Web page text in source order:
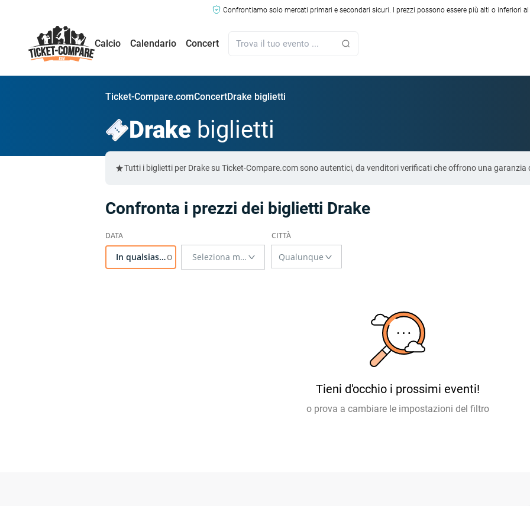
Confrontiamo solo mercati primari e secondari sicuri. I prezzi possono essere più alti o inferiori
Calcio Calendario Concert
Ticket-Compare.comConcertDrake biglietti
Drake biglietti
Tutti i biglietti per Drake su Ticket-Compare.com sono autentici, da venditori verificati che offrono una garanzia
Confronta i prezzi dei biglietti Drake
In qualsiasi momento
Tieni d'occhio i prossimi eventi!
o prova a cambiare le impostazioni del filtro